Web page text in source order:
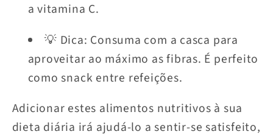
a vitamina C.
💡 Dica: Consuma com a casca para
aproveitar ao máximo as fibras. É perfeito
como snack entre refeições.
Adicionar estes alimentos nutritivos à sua
dieta diária irá ajudá-lo a sentir-se satisfeito,